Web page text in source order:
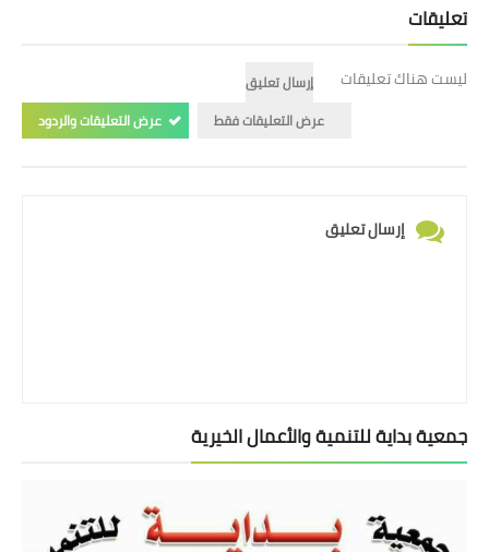
تعليقات
ليست هناك تعليقات
إرسال تعليق
عرض التعليقات فقط
عرض التعليقات والردود
إرسال تعليق
جمعية بداية للتنمية والأعمال الخيرية